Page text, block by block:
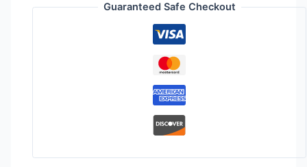
Guaranteed Safe Checkout